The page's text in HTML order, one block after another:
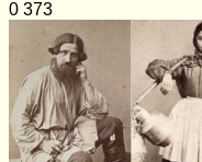
0 373